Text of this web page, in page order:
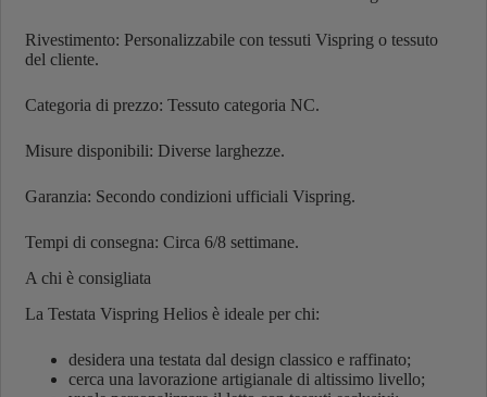
Rivestimento: Personalizzabile con tessuti Vispring o tessuto
del cliente.
Categoria di prezzo: Tessuto categoria NC.
Misure disponibili: Diverse larghezze.
Garanzia: Secondo condizioni ufficiali Vispring.
Tempi di consegna: Circa 6/8 settimane.
A chi è consigliata
La Testata Vispring Helios è ideale per chi:
desidera una testata dal design classico e raffinato;
cerca una lavorazione artigianale di altissimo livello;